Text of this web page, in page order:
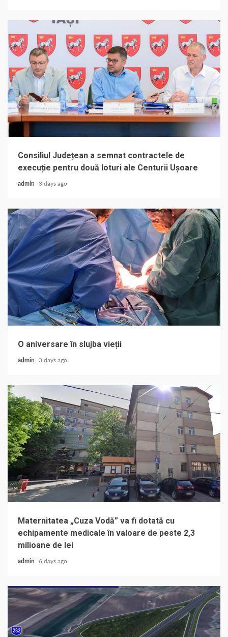
Consiliul Județean a semnat contractele de
execuție pentru două loturi ale Centurii Ușoare
admin 3 days ago
O aniversare în slujba vieții
admin 3 days ago
Maternitatea „Cuza Vodă” va fi dotată cu
echipamente medicale în valoare de peste 2,3
milioane de lei
admin 6 days ago